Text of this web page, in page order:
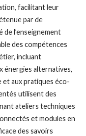
facilitant leur
par de
l’enseignement
des compétences
incluant
énergies alternatives,
et aux pratiques éco-
utilisent des
ateliers techniques
et modules en
des savoirs